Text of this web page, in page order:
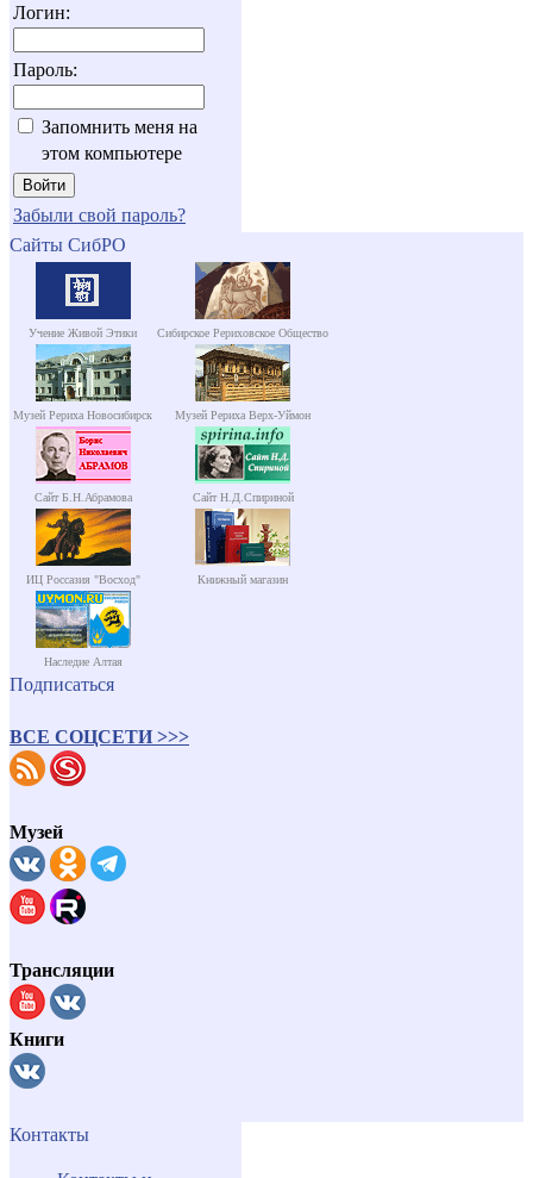
Логин:
Пароль:
Запомнить меня на
этом компьютере
Забыли свой пароль?
Сайты СибРО
Учение Живой Этики Сибирское Рериховское Общество
Музей Рериха Новосибирск Музей Рериха Верх-Уймон
Сайт Б.Н.Абрамова Сайт Н.Д.Спириной
ИЦ Россазия "Восход" Книжный магазин
Наследие Алтая
Подписаться
ВСЕ СОЦСЕТИ >>>
Музей
Трансляции
Книги
Контакты